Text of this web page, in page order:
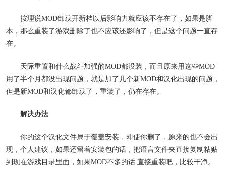
按理说MOD卸载开新档以后影响力就应该不存在了，如果是脚
本，那么重装了游戏删除了也不应该还影响了，但是这个问题一直存
在。
天际重置和什么战斗加强的MOD都没装，而且原来用这些MOD
用了半个月都没出现问题，就是加了几个新MOD和汉化出现的问题，
但是新MOD和汉化都卸载了，重装了，仍在存在。
解决办法
你的这个汉化文件属于覆盖安装，即使你删了，原来的也不会出
现，个人建议，如果还留着安装包的话，把语言文件夹直接复制粘贴
到现在游戏目录里面，如果MOD不多的话 直接重装吧，比较干净。